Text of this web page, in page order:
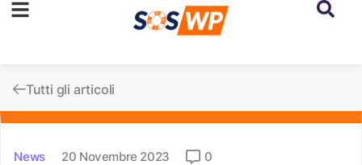
Tutti gli articoli
News 20 Novembre 2023 0